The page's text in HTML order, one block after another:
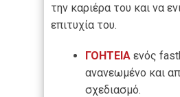
την καριέρα του και να
επιτυχία του.
ΓΟΗΤΕΙΑ ενός
ανανεωμένο και
σχεδιασμό.